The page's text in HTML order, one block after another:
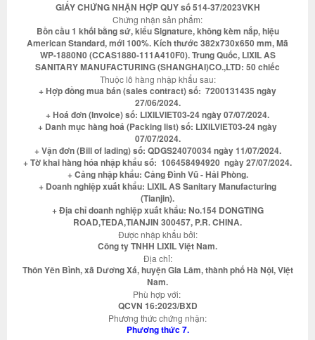
GIẤY CHỨNG NHẬN HỢP QUY số 514-37/2023VKH
Chứng nhận sản phẩm:
Bồn cầu 1 khối bằng sứ, kiểu Signature, không kèm nắp, hiệu
American Standard, mới 100%. Kích thước 382x730x650 mm, Mã
WP-1880N0 (CCAS1880-111A410F0). Trung Quốc, LIXIL AS
SANITARY MANUFACTURING (SHANGHAI)CO.,LTD: 50 chiếc
Thuộc lô hàng nhập khẩu sau:
+ Hợp đồng mua bán (sales contract) số: 7200131435 ngày
27/06/2024.
+ Hoá đơn (Invoice) số: LIXILVIET03-24 ngày 07/07/2024.
+ Danh mục hàng hoá (Packing list) số: LIXILVIET03-24 ngày
07/07/2024.
+ Vận đơn (Bill of lading) số: QDGS24070034 ngày 11/07/2024.
+ Tờ khai hàng hóa nhập khẩu số: 106458494920 ngày 27/07/2024.
+ Cảng nhập khẩu: Cảng Đình Vũ - Hải Phòng.
+ Doanh nghiệp xuất khẩu: LIXIL AS Sanitary Manufacturing
(Tianjin).
+ Địa chỉ doanh nghiệp xuất khẩu: No.154 DONGTING
ROAD,TEDA,TIANJIN 300457, P.R. CHINA.
Được nhập khẩu bởi:
Công ty TNHH LIXIL Việt Nam.
Địa chỉ:
Thôn Yên Bình, xã Dương Xá, huyện Gia Lâm, thành phố Hà Nội, Việt
Nam.
Phù hợp với:
QCVN 16:2023/BXD
Phương thức chứng nhận:
Phương thức 7.